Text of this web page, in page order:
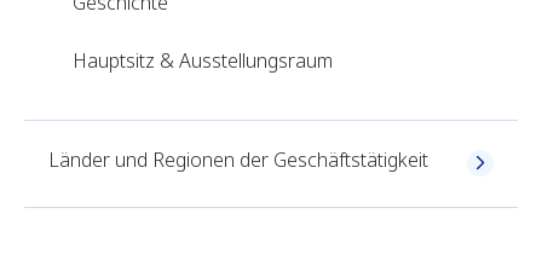
Hauptsitz & Ausstellungsraum
Länder und Regionen der Geschäftstätigkeit